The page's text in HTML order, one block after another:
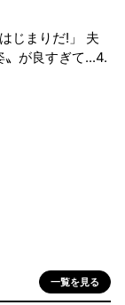
じまりだ!」 夫
〟が良すぎて...4.
一覧を見る